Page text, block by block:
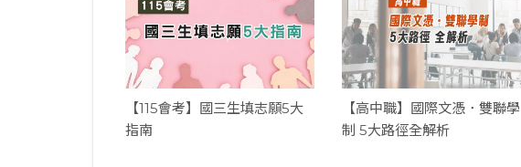
【115會考】國三生填志願5大
指南
【高中職】國際文憑．雙聯學
制 5大路徑全解析